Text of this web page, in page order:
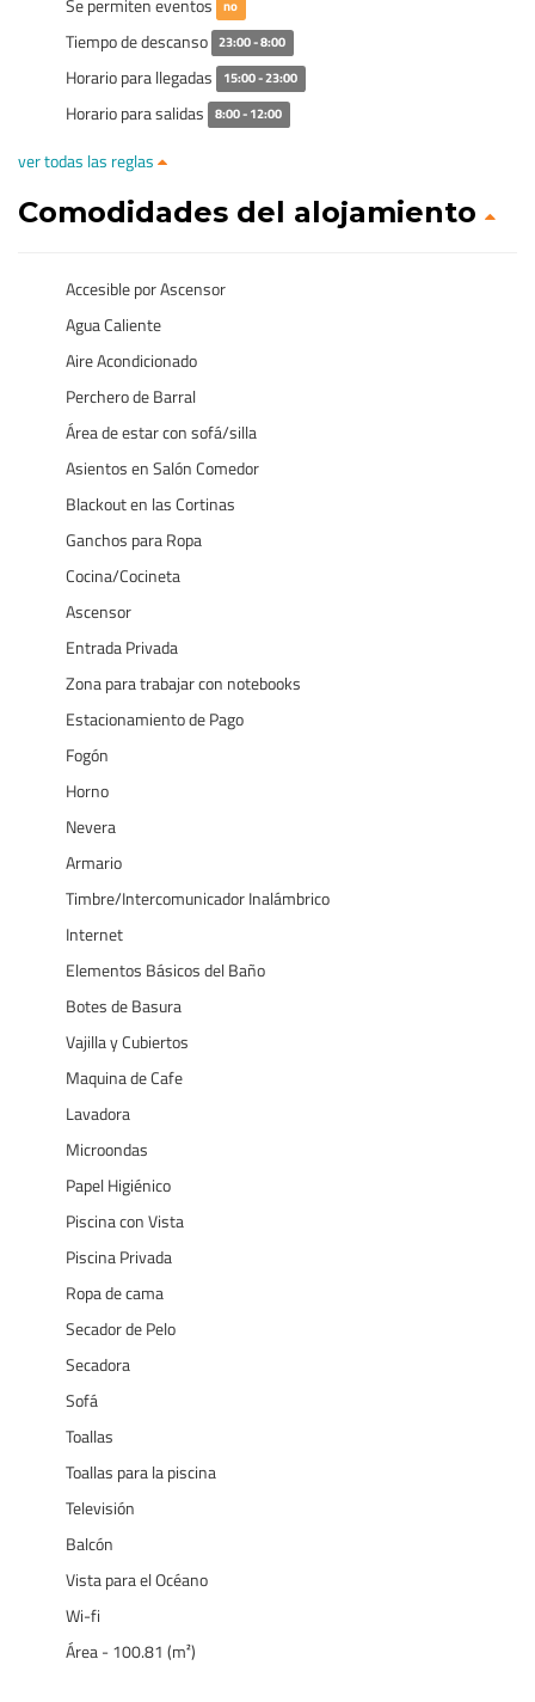
no
Tiempo de descanso 23:00 - 8:00
Horario para llegadas 15:00 - 23:00
Horario para salidas 8:00 - 12:00
ver todas las reglas
Comodidades del alojamiento
Accesible por Ascensor
Agua Caliente
Aire Acondicionado
Perchero de Barral
Área de estar con sofá/silla
Asientos en Salón Comedor
Blackout en las Cortinas
Ganchos para Ropa
Cocina/Cocineta
Ascensor
Entrada Privada
Zona para trabajar con notebooks
Estacionamiento de Pago
Fogón
Horno
Nevera
Armario
Timbre/Intercomunicador Inalámbrico
Internet
Elementos Básicos del Baño
Botes de Basura
Vajilla y Cubiertos
Maquina de Cafe
Lavadora
Microondas
Papel Higiénico
Piscina con Vista
Piscina Privada
Ropa de cama
Secador de Pelo
Secadora
Sofá
Toallas
Toallas para la piscina
Televisión
Balcón
Vista para el Océano
Wi-fi
Área - 100.81 (m²)